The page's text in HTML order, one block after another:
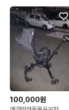
100,000원